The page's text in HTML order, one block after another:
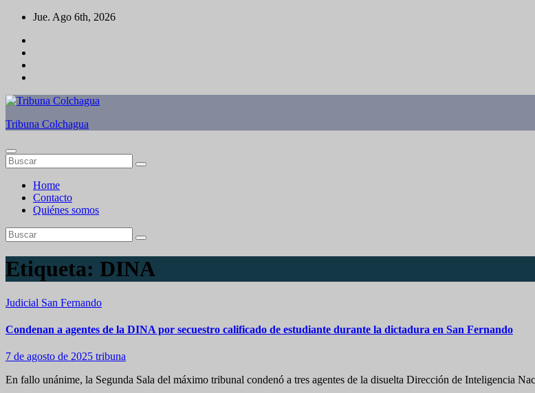
Saltar
contenido
Jue. Ago 6th, 2026
Tribuna Colchagua
Home
Contacto
Quiénes somos
Etiqueta: DINA
Judicial San Fernando
Condenan a agentes de la DINA por secuestro calificado de estudiante durante la dictadura en San Fernando
7 de agosto de 2025 tribuna
En fallo unánime, la Segunda Sala del máximo tribunal condenó a tres agentes de la disuelta Dirección de Inteligencia